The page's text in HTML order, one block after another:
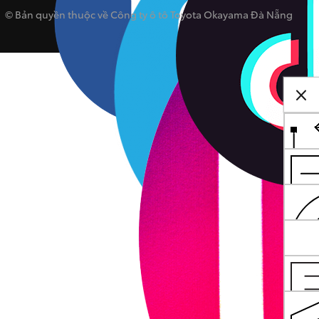
© Bản quyền thuộc về Công ty ô tô Toyota Okayama Đà Nẵng